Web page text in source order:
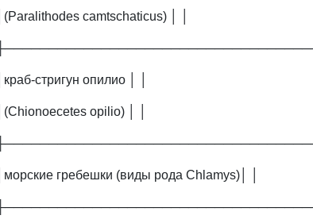
│(Paralithodes camtschaticus) │ │
│краб-стригун опилио │ │
│(Chionoecetes opilio) │ │
│морские гребешки (виды рода Chlamys)│ │